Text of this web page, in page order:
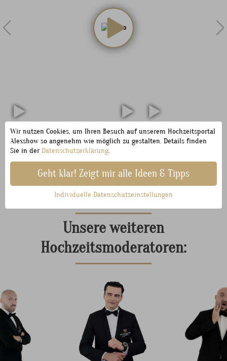
Anfrage senden
Unsere weiteren
Hochzeitsmoderatoren:
Wir nutzen Cookies, um Ihren Besuch auf unserem Hochzeitsportal
Alexshow so angenehm wie möglich zu gestalten. Details finden
Sie in derDatenschutzerklärung.
Geht klar! Zeigt mir alle Ideen & Tipps
Individuelle Datenschutzeinstellungen